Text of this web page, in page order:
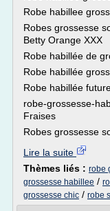
Robe habillee
Robes grossesse
Betty Orange XXX
Robe habillée de
Robe habillée
Robe habillée
robe-grossesse-
Fraises
Robes grossesse
Lire la suite
Thèmes liés : robe
grossesse habillee /
grossesse chic / robe